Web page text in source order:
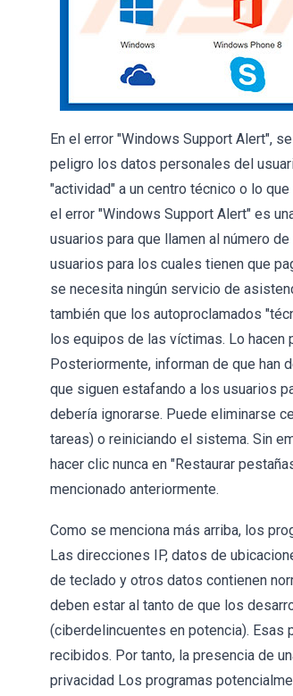
En el error "Windows Support Alert",
peligro los datos personales del
"actividad" a un centro técnico o lo
el error "Windows Support Alert" es
usuarios para que llamen al número
usuarios para los cuales tienen que
se necesita ningún servicio de
también que los autoproclamados
los equipos de las víctimas. Lo hacen
Posteriormente, informan de que han
que siguen estafando a los usuarios
debería ignorarse. Puede eliminarse
tareas) o reiniciando el sistema. Sin
hacer clic nunca en "Restaurar
mencionado anteriormente.
Como se menciona más arriba, los
Las direcciones IP, datos de
de teclado y otros datos contienen
deben estar al tanto de que los
(ciberdelincuentes en potencia). Esas
recibidos. Por tanto, la presencia de
privacidad Los programas